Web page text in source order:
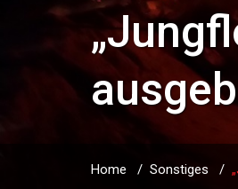
Home / Sonstiges /